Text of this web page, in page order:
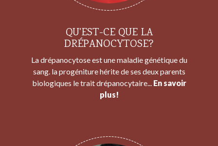
QU'EST-CE QUE LA
DRÉPANOCYTOSE?
La drépanocytose est une maladie génétique du
sang. la progéniture hérite de ses deux parents
biologiques le trait drépanocytaire... En savoir
plus!